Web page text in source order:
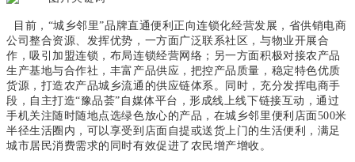
目前，“城乡邻里”品牌直通便利正向连锁化经营发展，省供销电商
公司整合资源、发挥优势，一方面广泛联系社区，与物业开展合
作，吸引加盟连锁，布局连锁经营网络；另一方面积极对接农产品
生产基地与合作社，丰富产品供应，把控产品质量，稳定特色优质
货源，打造农产品城乡流通的供应链体系。同时，充分发挥电商手
段，自主打造“豫品荟”自媒体平台，形成线上线下链接互动，通过
手机关注随时随地点选绿色放心的产品，在城乡邻里便利店面500米
半径生活圈内，可以享受到店面自提或送货上门的生活便利，满足
城市居民消费需求的同时有效促进了农民增产增收。